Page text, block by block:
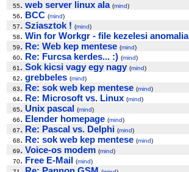
55. web server linux ala (mind)
56. BCC (mind)
57. Sziasztok ! (mind)
58. Win for Workgr - file kezelesi anomalia
59. Re: Web kep mentese (mind)
60. Re: Furcsa kerdes... :) (mind)
61 . Sok kicsi vagy egy nagy (mind)
62. grebbeles (mind)
63. Re: sok web kep mentese (mind)
64. Re: Microsoft vs. Linux (mind)
65. Unix pascal (mind)
66. Elender homepage (mind)
67. Re: Pascal vs. Delphi (mind)
68. Re: sok web kep mentese (mind)
69. Voice-os modem (mind)
70. Free E-Mail (mind)